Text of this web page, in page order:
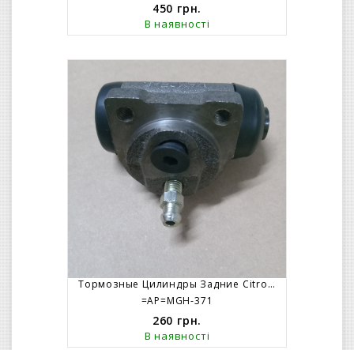
450 грн.
В наявності
Тормозные Цилиндры Задние Citroen AX Peugeot 206 – ABS
=AP=MGH-371
260 грн.
В наявності